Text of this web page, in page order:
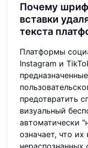
Почему
вставки
текста
Платформы
Instagram и
предотвратить
визуальный
автоматически
означает, что
нераспознанных